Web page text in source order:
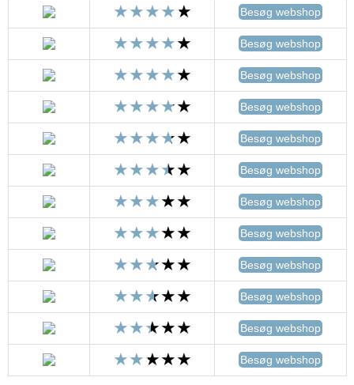
Besøg webshop
Besøg webshop
Besøg webshop
Besøg webshop
Besøg webshop
Besøg webshop
Besøg webshop
Besøg webshop
Besøg webshop
Besøg webshop
Besøg webshop
Besøg webshop